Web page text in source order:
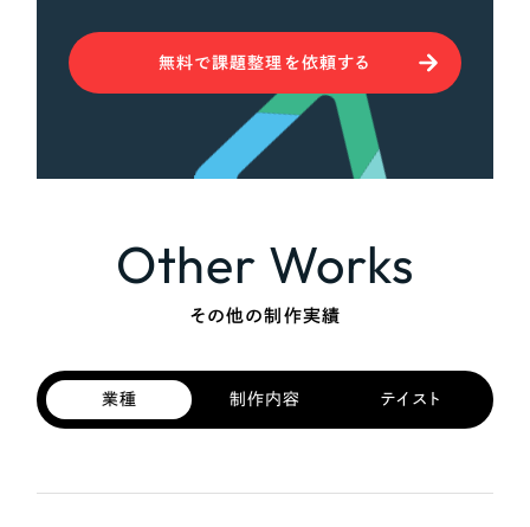
無料で課題整理を依頼する
Other Works
その他の制作実績
業種 制作内容 テイスト